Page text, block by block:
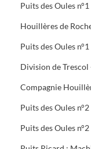
Puits des Oules
Houillères de
Puits des Oules
Division de
Compagnie
Puits des Oules